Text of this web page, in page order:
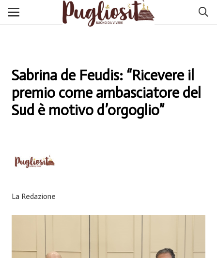
Sabrina de Feudis: “Ricevere il
premio come ambasciatore del
Sud è motivo d’orgoglio”
La Redazione